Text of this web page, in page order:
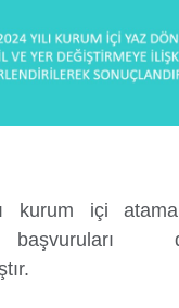
kurum içi
Sorgula